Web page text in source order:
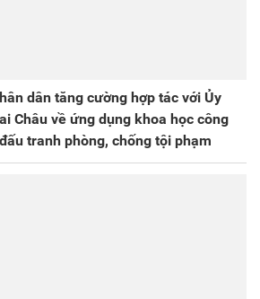
dân tăng cường hợp tác với Ủy
Châu về ứng dụng khoa học công
tranh phòng, chống tội phạm